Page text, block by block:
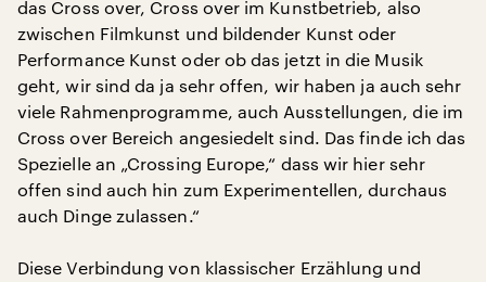
das Cross over, Cross over im Kunstbetrieb, also
zwischen Filmkunst und bildender Kunst oder
Performance Kunst oder ob das jetzt in die Musik
geht, wir sind da ja sehr offen, wir haben ja auch sehr
viele Rahmenprogramme, auch Ausstellungen, die im
Cross over Bereich angesiedelt sind. Das finde ich das
Spezielle an „Crossing Europe,“ dass wir hier sehr
offen sind auch hin zum Experimentellen, durchaus
auch Dinge zulassen.“
Diese Verbindung von klassischer Erzählung und